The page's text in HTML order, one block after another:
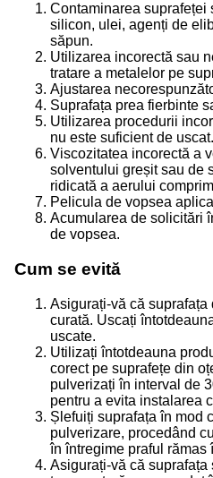
Contaminarea suprafeței
silicon, ulei, agenți de
săpun.
Utilizarea incorectă sau
tratare a metalelor pe
Ajustarea
Suprafața prea fierbinte
Utilizarea procedurii
nu este suficient de uscat.
Viscozitatea incorectă a
solventului greșit sau de
ridicată a aerului
Pelicula de vopsea
Acumularea de solicitări
de vopsea.
Cum se evită
Asigurați-vă că suprafața
curată. Uscați
uscate.
Utilizați întotdeauna
corect pe suprafețe din
pulverizați în interval de
pentru a evita instalarea
Șlefuiți suprafața în mod
pulverizare, procedând
în întregime praful rămas
Asigurați-vă că